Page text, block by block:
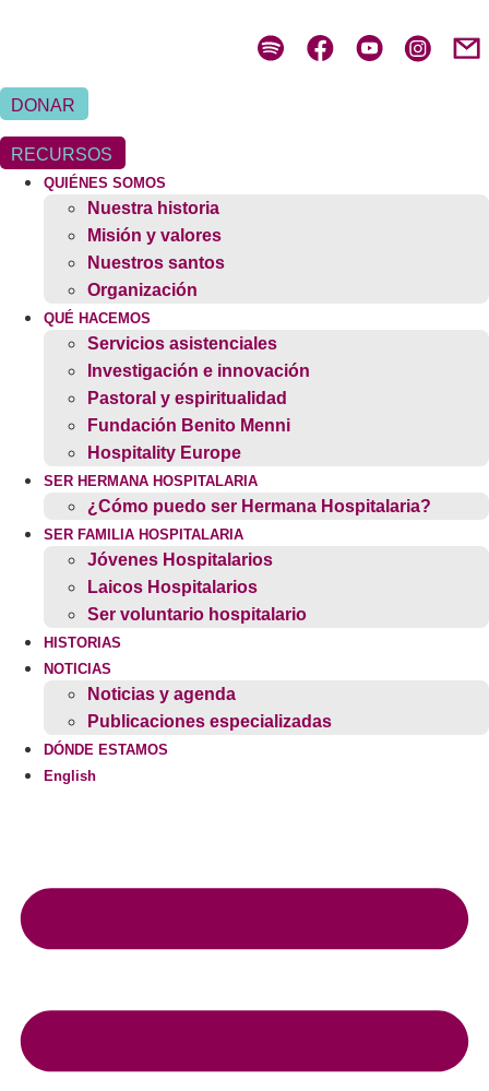
DONAR
RECURSOS
QUIÉNES SOMOS
Nuestra historia
Misión y valores
Nuestros santos
Organización
QUÉ HACEMOS
Servicios asistenciales
Investigación e innovación
Pastoral y espiritualidad
Fundación Benito Menni
Hospitality Europe
SER HERMANA HOSPITALARIA
¿Cómo puedo ser Hermana Hospitalaria?
SER FAMILIA HOSPITALARIA
Jóvenes Hospitalarios
Laicos Hospitalarios
Ser voluntario hospitalario
HISTORIAS
NOTICIAS
Noticias y agenda
Publicaciones especializadas
DÓNDE ESTAMOS
English